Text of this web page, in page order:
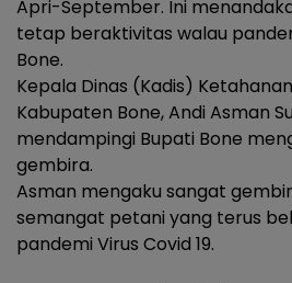
Apri-September. Ini
tetap beraktivitas walau
Bone.
Kepala Dinas (Kadis)
Kabupaten Bone, Andi Asman
mendampingi Bupati Bone
gembira.
Asman mengaku sangat
semangat petani yang terus
pandemi Virus Covid 19.